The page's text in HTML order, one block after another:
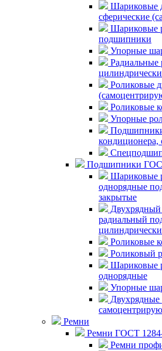
Шариковые
сферические
Шариковые
подшипники
Упорные
Радиальные
Роликовые
Роликовые
Упорные
кондиционера,
Подшипники
Шариковые
однорядные
закрытые
радиальный
Роликовые
Роликовый
Шариковые
однорядные
Упорные
Двухрядные
Ремни
Ремни ГОСТ
Ремни